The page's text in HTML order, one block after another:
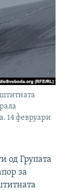
14 февруари
од Групата
за